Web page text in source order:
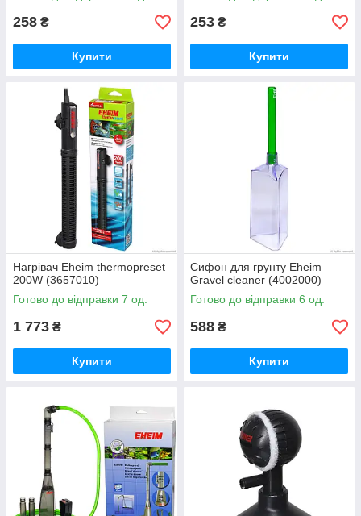
258 ₴
Купити
253 ₴
Купити
Нагрівач Eheim thermopreset
200W (3657010)
Готово до відправки 7 од.
1 773 ₴
Купити
Сифон для грунту Eheim
Gravel cleaner (4002000)
Готово до відправки 6 од.
588 ₴
Купити